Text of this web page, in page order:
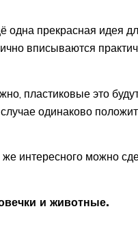
одна прекрасная идея
вписываются
пластиковые это
одинаково
же интересного можно
и животные.